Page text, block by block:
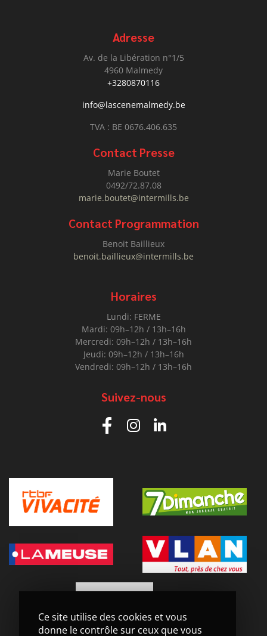
Adresse
Av. de la Libération n°1/5
4960 Malmedy
+3280870116
info@lascenemalmedy.be
TVA : BE 0676.406.635
Contact Presse
Marie Boutet
0492/72.87.08
marie.boutet@intermills.be
Contact Programmation
Benoit Baillieux
benoit.baillieux@intermills.be
Horaires
Lundi: FERME
Mardi: 09h–12h / 13h–16h
Mercredi: 09h–12h / 13h–16h
Jeudi: 09h–12h / 13h–16h
Vendredi: 09h–12h / 13h–16h
Suivez-nous
Ce site utilise des cookies et vous
donne le contrôle sur ceux que vous